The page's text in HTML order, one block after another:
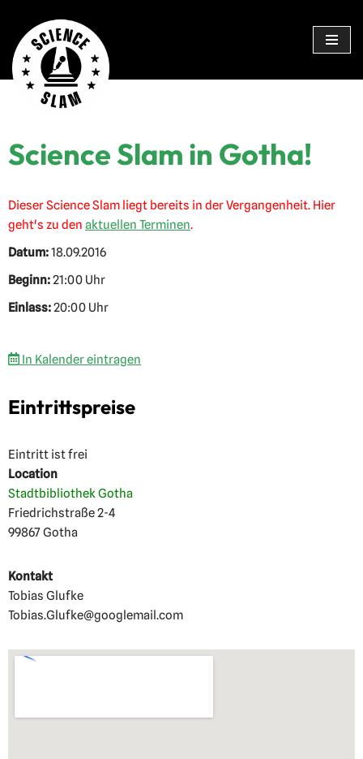
Zum
Inhalt
springen
Science Slam in Gotha!
Dieser Science Slam liegt bereits in der Vergangenheit. Hier
geht's zu den aktuellen Terminen.
Datum:18.09.2016
Beginn:21:00 Uhr
Einlass:20:00 Uhr
In Kalender eintragen
Eintrittspreise
Eintritt ist frei
Location
Stadtbibliothek Gotha
Friedrichstraße 2-4
99867 Gotha
Kontakt
Tobias Glufke
Tobias.Glufke@googlemail.com